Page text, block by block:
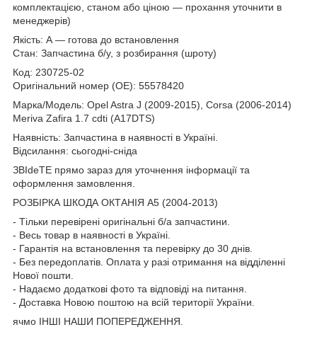
комплектацією, станом або ціною — прохання уточнити в
менеджерів)
Якість: А — готова до встановлення
Стан: Запчастина б/у, з розбирання (шроту)
Код: 230725-02
Оригінальний номер (ОЕ): 55578420
Марка/Модель: Opel Astra J (2009-2015), Corsa (2006-2014)
Meriva Zafira 1.7 cdti (A17DTS)
Наявність: Запчастина в наявності в Україні.
Відсилання: сьогодні-сніда
ЗВІdeТЕ прямо зараз для уточнення інформації та
оформлення замовлення.
РОЗБІРКА ШКОДА ОКТАНІЯ A5 (2004-2013)
- Тільки перевірені оригінальні б/а запчастини.
- Весь товар в наявності в Україні.
- Гарантія на встановлення та перевірку до 30 днів.
- Без передоплатів. Оплата у разі отримання на відділенні
Нової пошти.
- Надаємо додаткові фото та відповіді на питання.
- Доставка Новою поштою на всій території України.
ячмо ІНШІ НАШИ ПОПЕРЕДЖЕННЯ.